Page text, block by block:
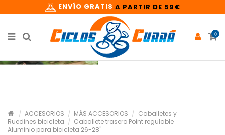
ENVÍO GRATIS A PARTIR DE 59€
0
ACCESORIOS MÁS ACCESORIOS
Caballetes y
Ruedines bicicleta
Caballete trasero Point regulable
Aluminio para bicicleta 26-28"